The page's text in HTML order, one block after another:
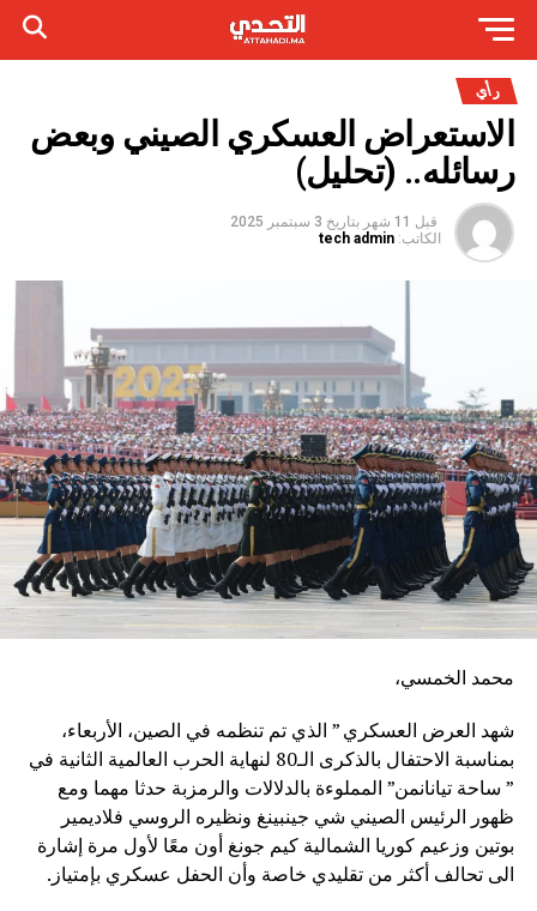
رأي
الاستعراض العسكري الصيني وبعض
رسائله.. (تحليل)
قبل 11 شهر بتاريخ 3 سبتمبر 2025
الكاتب: tech admin
محمد الخمسي،
شهد العرض العسكري ” الذي تم تنظمه في الصين، الأربعاء،
بمناسبة الاحتفال بالذكرى الـ80 لنهاية الحرب العالمية الثانية في
” ساحة تيانانمن” المملوءة بالدلالات والرمزبة حدثا مهما ومع
ظهور الرئيس الصيني شي جينبينغ ونظيره الروسي فلاديمير
بوتين وزعيم كوريا الشمالية كيم جونغ أون معًا لأول مرة إشارة
الى تحالف أكثر من تقليدي خاصة وأن الحفل عسكري بإمتياز.